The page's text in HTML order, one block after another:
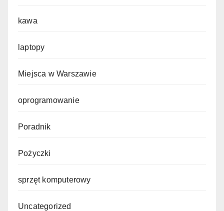
kawa
laptopy
Miejsca w Warszawie
oprogramowanie
Poradnik
Pożyczki
sprzęt komputerowy
Uncategorized